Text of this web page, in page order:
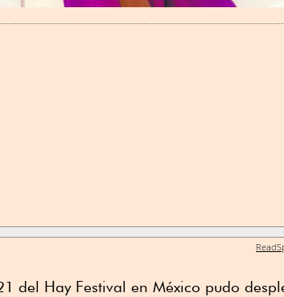
del Hay Festival en México pudo